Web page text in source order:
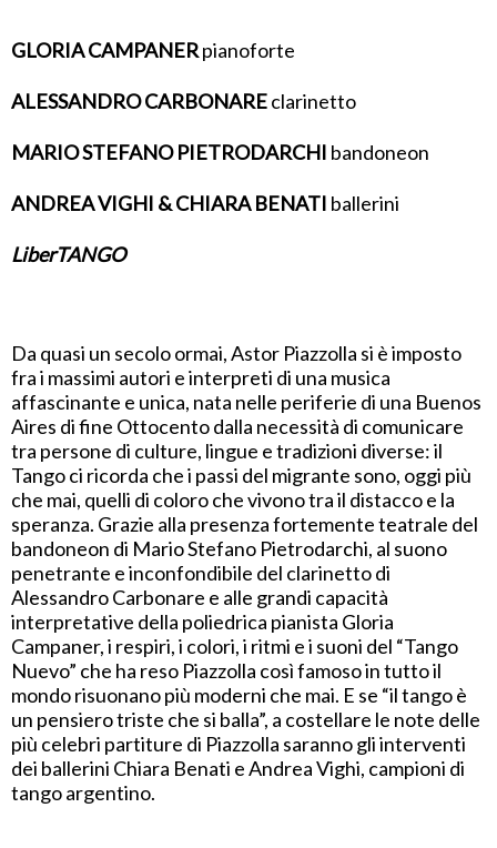
GLORIA CAMPANERpianoforte
ALESSANDRO CARBONAREclarinetto
MARIO STEFANO PIETRODARCHI bandoneon
ANDREA VIGHI & CHIARA BENATI ballerini
LiberTANGO
Da quasi un secolo ormai, Astor Piazzolla si è imposto
fra i massimi autori e interpreti di una musica
affascinante e unica, nata nelle periferie di una Buenos
Aires di fine Ottocento dalla necessità di comunicare
tra persone di culture, lingue e tradizioni diverse: il
Tango ci ricorda che i passi del migrante sono, oggi più
che mai, quelli di coloro che vivono tra il distacco e la
speranza. Grazie alla presenza fortemente teatrale del
bandoneon di Mario Stefano Pietrodarchi, al suono
penetrante e inconfondibile del clarinetto di
Alessandro Carbonare e alle grandi capacità
interpretative della poliedrica pianista Gloria
Campaner, i respiri, i colori, i ritmi e i suoni del “Tango
Nuevo” che ha reso Piazzolla così famoso in tutto il
mondo risuonano più moderni che mai. E se “il tango è
un pensiero triste che si balla”, a costellare le note delle
più celebri partiture di Piazzolla saranno gli interventi
dei ballerini Chiara Benati e Andrea Vighi, campioni di
tango argentino.